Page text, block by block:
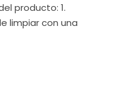
producto: 1.
limpiar con una